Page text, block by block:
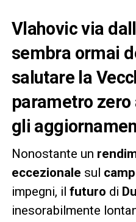
Vlahovic via
sembra ormai
salutare la
parametro
gli
Nonostante un
eccezionale sul
impegni, il futuro di
inesorabilmente